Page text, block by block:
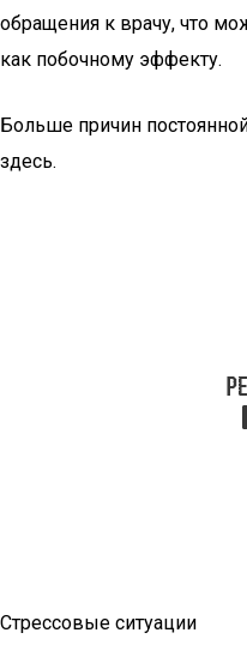
обращения к врачу, что
как побочному эффекту.
Больше причин
здесь.
Стрессовые ситуации